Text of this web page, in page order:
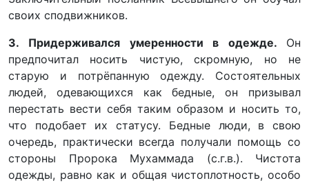
своих сподвижников.
3. Придерживался умеренности в одежде. Он
предпочитал носить чистую, скромную, но не
старую и потрёпанную одежду. Состоятельных
людей, одевающихся как бедные, он призывал
перестать вести себя таким образом и носить то,
что подобает их статусу. Бедные люди, в свою
очередь, практически всегда получали помощь со
стороны Пророка Мухаммада (с.г.в.). Чистота
одежды, равно как и общая чистоплотность, особо